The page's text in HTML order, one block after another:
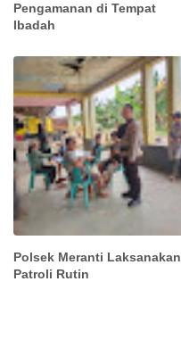
Pengamanan di Tempat
Ibadah
Polsek Meranti Laksanakan
Patroli Rutin